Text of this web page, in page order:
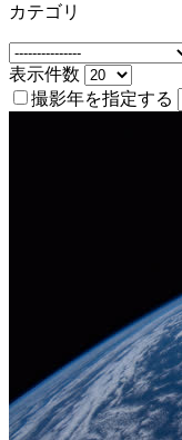
カテゴリ
表示件数
撮影年を指定する